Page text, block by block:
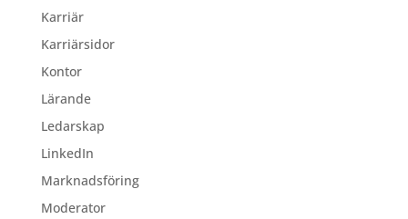
Karriär
Karriärsidor
Kontor
Lärande
Ledarskap
LinkedIn
Marknadsföring
Moderator